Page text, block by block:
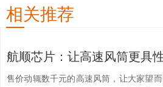
相关推荐
航顺芯片：让高速风筒更具
售价动辄数千元的高速风筒，让大家望